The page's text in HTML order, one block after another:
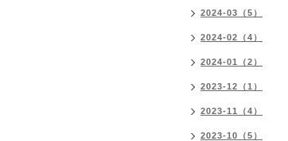
2024-03（5）
2024-02（4）
2024-01（2）
2023-12（1）
2023-11（4）
2023-10（5）